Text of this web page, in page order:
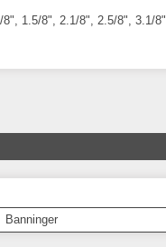
1.5/8", 2.1/8", 2.5/8", 3.1/8".
Banninger